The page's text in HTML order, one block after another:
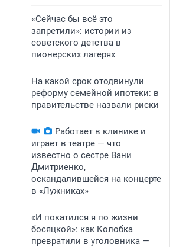
«Сейчас бы всё это
запретили»: истории из
советского детства в
пионерских лагерях
На какой срок отодвинули
реформу семейной ипотеки: в
правительстве назвали риски
Работает в клинике и
играет в театре — что
известно о сестре Вани
Дмитриенко,
оскандалившейся на концерте
в «Лужниках»
«И покатился я по жизни
босяцкой»: как Колобка
превратили в уголовника —